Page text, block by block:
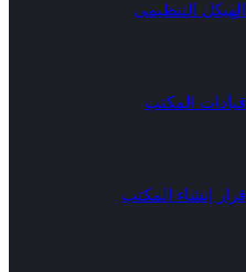
الهيكل التنظيمى
قيادات المكتب
قرار إنشاء المكتب